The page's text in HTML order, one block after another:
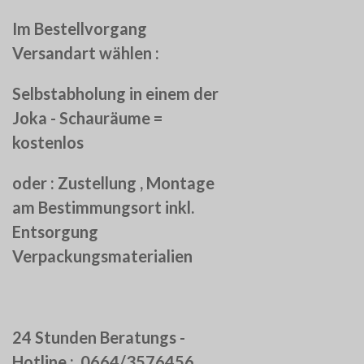
Im Bestellvorgang
Versandart wählen :
Selbstabholung in einem der
Joka - Schauräume =
kostenlos
oder : Zustellung , Montage
am Bestimmungsort inkl.
Entsorgung
Verpackungsmaterialien
24 Stunden Beratungs -